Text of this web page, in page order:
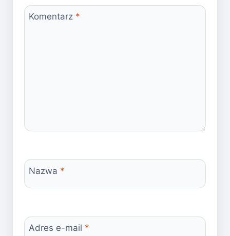
Komentarz *
Nazwa *
Adres e-mail *